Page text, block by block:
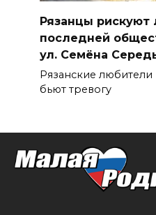
Рязанцы рискуют
последней
ул. Семёна
Рязанские любители
бьют тревогу